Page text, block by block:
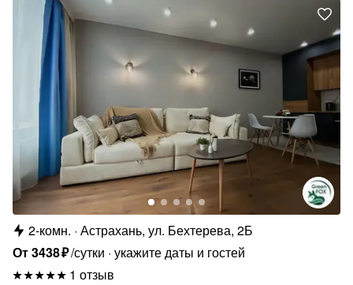
2-комн. Астрахань, ул. Бехтерева, 2Б
От3438₽/сутки укажите даты и гостей
1 отзыв